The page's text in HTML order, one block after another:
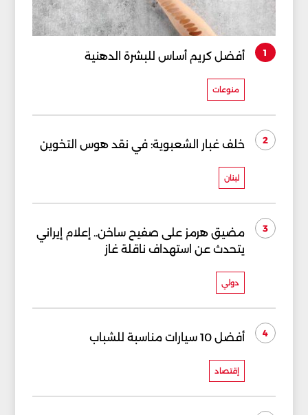
1 أفضل كريم أساس للبشرة الدهنية
منوعات
2 خلف غبار الشعبوية: في نقد هوس التخوين
لبنان
3
مضيق هرمز على صفيح ساخن.. إعلام إيراني
يتحدث عن استهداف ناقلة غاز
دولي
4 أفضل 10 سيارات مناسبة للشباب
إقتصاد